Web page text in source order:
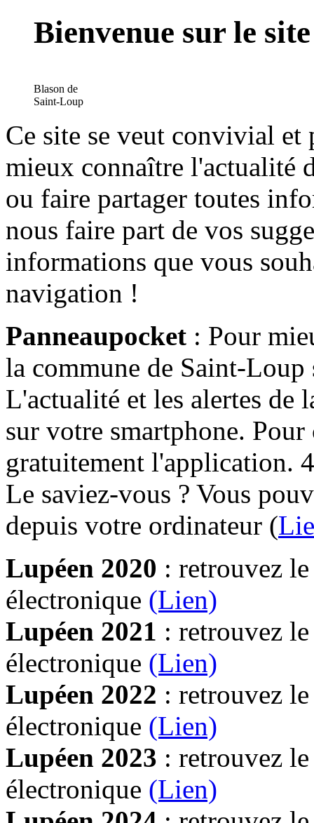
Bienvenue sur le
Blason de
Saint-Loup
Ce site se veut convivial et
mieux connaître l'actualité
ou faire partager toutes
nous faire part de vos
informations que vous
navigation !
Panneaupocket : Pour
la commune de Saint-Loup
L'actualité et les alertes de
sur votre smartphone.
gratuitement l'application.
Le saviez-vous ? Vous
depuis votre ordinateur (
Lupéen 2020 : retrouvez
électronique (Lien)
Lupéen 2021 : retrouvez
électronique (Lien)
Lupéen 2022 : retrouvez
électronique (Lien)
Lupéen 2023 : retrouvez
électronique (Lien)